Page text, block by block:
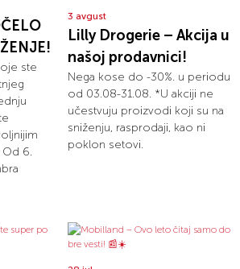
ste
6.
3 avgust
Lilly Drogerie – Akcija u
našoj prodavnici!
Nega kose do -30%. u periodu
od 03.08-31.08. *U akciji ne
učestvuju proizvodi koji su na
sniženju, rasprodaji, kao ni
poklon setovi.